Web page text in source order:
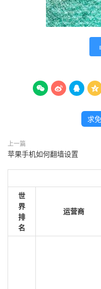
   
求
上一篇
苹果手机如何翻墙设置
世
界
排
名
运营商